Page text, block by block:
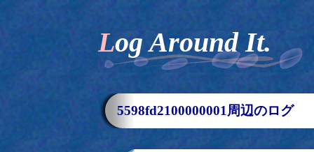
Log Around It.
5598fd2100000001周辺のログ